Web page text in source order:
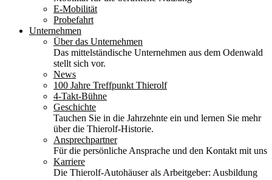
E-Mobilität
Probefahrt
Unternehmen
Über das Unternehmen
Das mittelständische Unternehmen aus dem Odenwald
stellt sich vor.
News
100 Jahre Treffpunkt Thierolf
4-Takt-Bühne
Geschichte
Tauchen Sie in die Jahrzehnte ein und lernen Sie mehr
über die Thierolf-Historie.
Ansprechpartner
Für die persönliche Ansprache und den Kontakt mit uns
Karriere
Die Thierolf-Autohäuser als Arbeitgeber: Ausbildung